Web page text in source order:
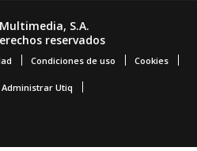
S.A.
reservados
Condiciones de uso Cookies
Administrar Utiq